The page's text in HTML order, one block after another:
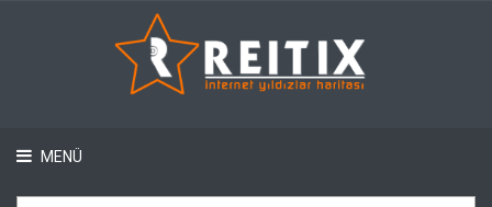
MENÜ